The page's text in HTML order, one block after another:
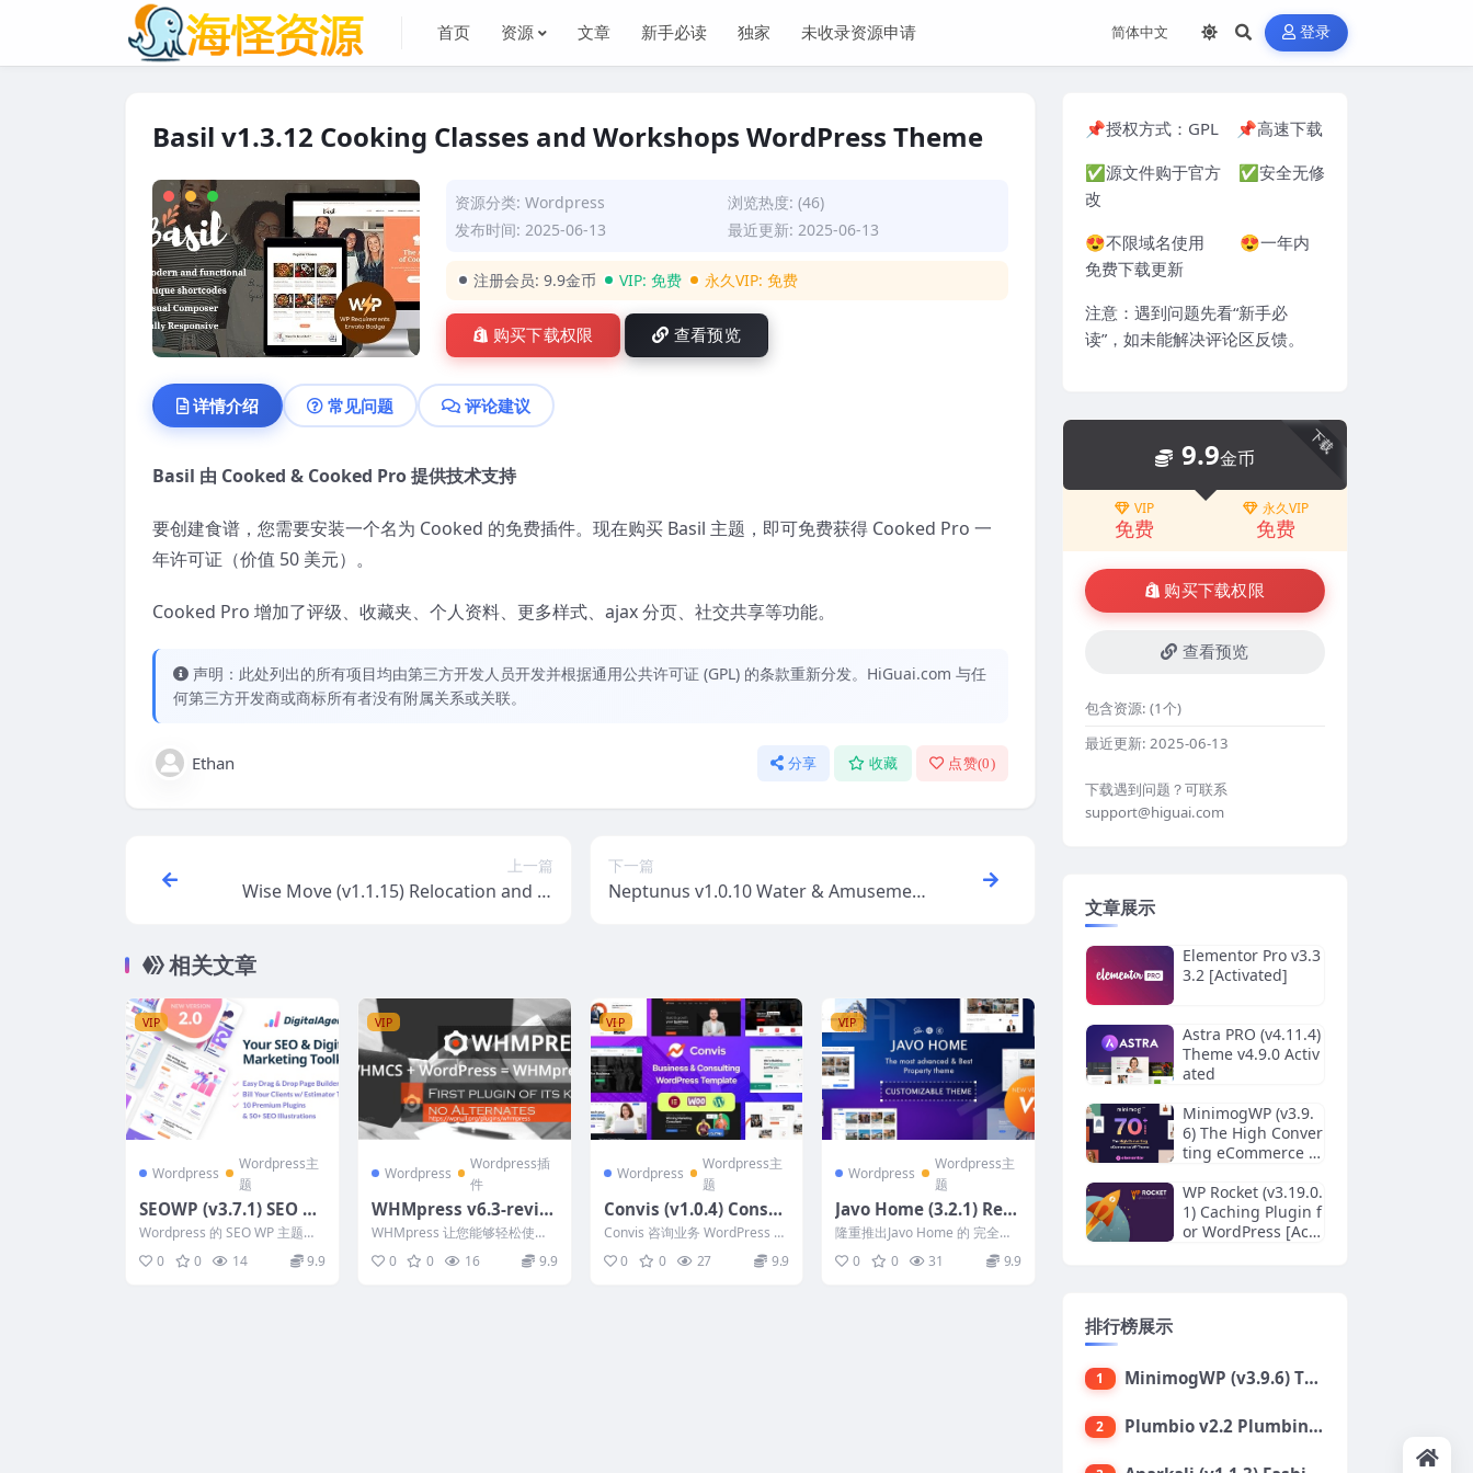
首页 资源 文章 新手必读 独家 未收录资源申请 登录
Basil v1.3.12 Cooking Classes and Workshops WordPress Theme
资源分类:Wordpress
浏览热度: (46)
发布时间: 2025-06-13
最近更新: 2025-06-13
注册会员:9.9金币 VIP:免费 永久VIP:免费
购买下载权限 查看预览
详情介绍 常见问题 评论建议
Basil 由 Cooked & Cooked Pro 提供技术支持
要创建食谱，您需要安装一个名为 Cooked 的免费插件。现在购买 Basil 主题，即可免费获得 Cooked Pro 一
年许可证（价值 50 美元）。
Cooked Pro 增加了评级、收藏夹、个人资料、更多样式、ajax 分页、社交共享等功能。
声明：此处列出的所有项目均由第三方开发人员开发并根据通用公共许可证 (GPL) 的条款重新分发。HiGuai.com 与任
何第三方开发商或商标所有者没有附属关系或关联。
Ethan 分享 收藏 点赞(0)
上一篇
Wise Move (v1.1.15) Relocation and St
下一篇
Neptunus v1.0.10 Water & Amusement
相关文章
VIP
Wordpress
Wordpress主
题
SEOWP (v3.7.1) SEO &
Digital Marketing Wo
rdPress Theme
Wordpress 的 SEO WP 主题是
一个面向数字营销机构和 SEO
公司...
0 0 14 9.9
VIP
Wordpress
Wordpress插
件
WHMpress v6.3-revisi
on-3 WHMCS WordPre
ss Integration Plugin
[Activated]
WHMpress 让您能够轻松使用
WordPress 和 WHMCS 销售网
络...0 0 16 9.9
VIP
Wordpress
Wordpress主
题
Convis (v1.0.4) Consul
ting Business WordPr
ess Theme
Convis 咨询业务 WordPress 主
题 是一款现代而专业的咨询业
务 W...
0 0 27 9.9
VIP
Wordpress
Wordpress主
题
Javo Home (3.2.1) Real
Estate, Property Wor
dPress Theme 房地
产、物业 WordPress 主
隆重推出Javo Home 的 完全响
应式房地产主题。我们干净且功
能丰富的主题支...
0 0 31 9.9
📌授权方式： GPL 📌高速下载
✅源文件购于官方 ✅安全无修
改
😍不限域名使用 😍一年内
免费下载更新
注意：遇到问题先看“新手必
读”，如未能解决评论区反馈。
下载
9.9金币
VIP
免费
永久VIP
免费
购买下载权限
查看预览
包含资源: (1个)
最近更新: 2025-06-13
下载遇到问题？可联系
support@higuai.com
文章展示
Elementor Pro v3.3
3.2 [Activated]
Astra PRO (v4.11.4)
Theme v4.9.0 Activ
ated
MinimogWP (v3.9.
6) The High Conver
ting eCommerce W
WP Rocket (v3.19.0.
1) Caching Plugin f
or WordPress [Acti
排行榜展示
1 MinimogWP (v3.9.6) The High Converting eCommerce WordPress Theme
2 Plumbio v2.2 Plumbing Services WordPress Theme